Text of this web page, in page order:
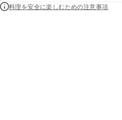
料理を安全に楽しむための注意事項